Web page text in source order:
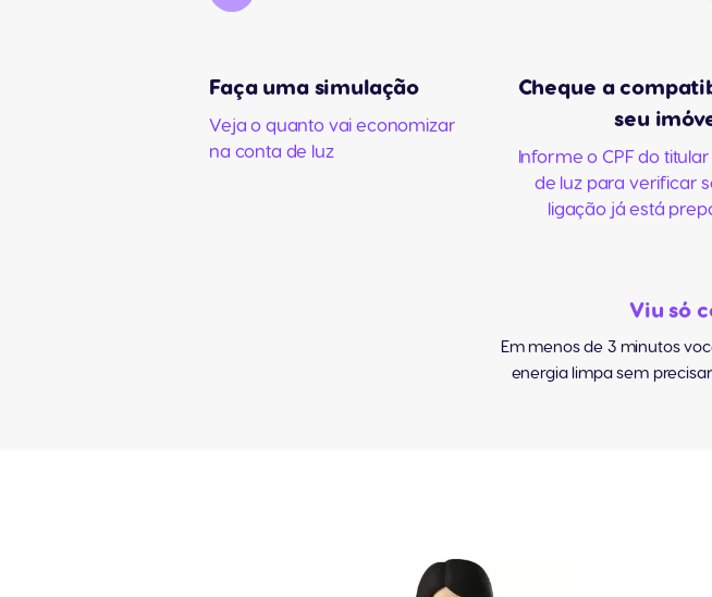
Faça uma simulação
Veja o quanto vai economizar
na conta de luz
Cheque a
seu
Informe o CPF do
de luz para verificar
ligação já está
Viu só
Em menos de 3 minutos
energia limpa sem